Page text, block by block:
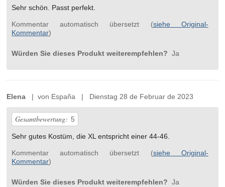
Sehr schön. Passt perfekt.
Kommentar automatisch übersetzt (siehe Original-
Kommentar)
Würden Sie dieses Produkt weiterempfehlen? Ja
Elena | von España | Dienstag 28 de Februar de 2023
Gesamtbewertung: 5
Sehr gutes Kostüm, die XL entspricht einer 44-46.
Kommentar automatisch übersetzt (siehe Original-
Kommentar)
Würden Sie dieses Produkt weiterempfehlen? Ja